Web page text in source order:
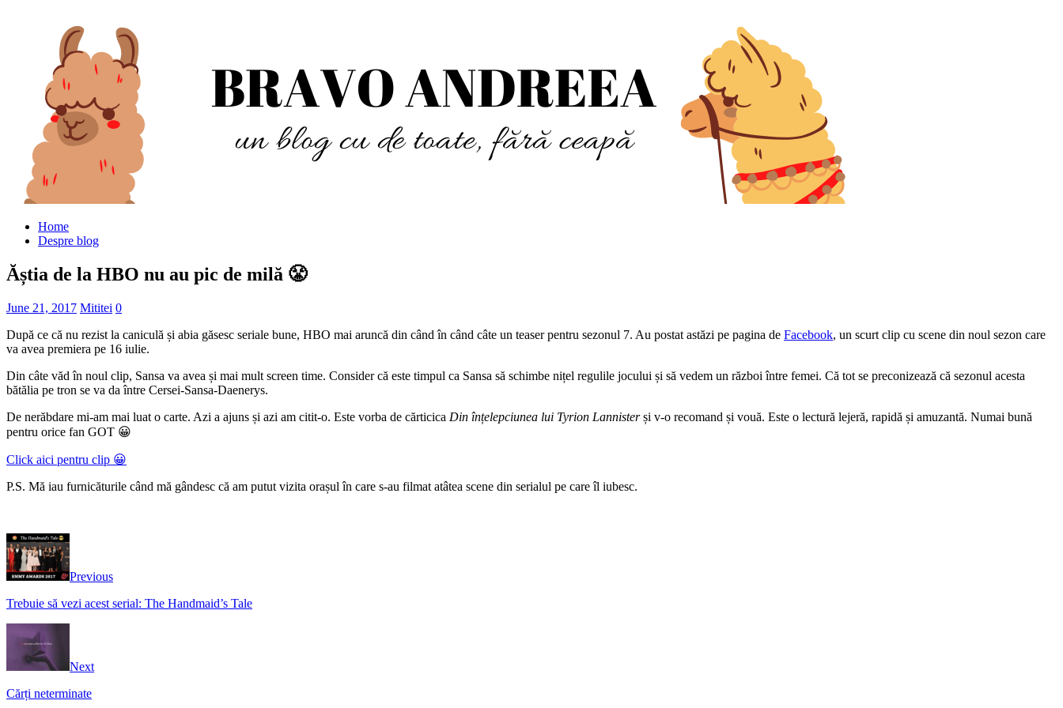
Home
Despre blog
Ăștia de la HBO nu au pic de milă 😤
June 21, 2017 Mititei 0
După ce că nu rezist la caniculă și abia găsesc seriale bune, HBO mai aruncă din când în când câte un teaser pentru sezonul 7. Au postat astăzi pe pagina de Facebook, un scurt clip cu scene din noul sezon care
va avea premiera pe 16 iulie.
Din câte văd în noul clip, Sansa va avea și mai mult screen time. Consider că este timpul ca Sansa să schimbe nițel regulile jocului și să vedem un război între femei. Că tot se preconizează că sezonul acesta
bătălia pe tron se va da între Cersei-Sansa-Daenerys.
De nerăbdare mi-am mai luat o carte. Azi a ajuns și azi am citit-o. Este vorba de cărticica Din înțelepciunea lui Tyrion Lannisterși v-o recomand și vouă. Este o lectură lejeră, rapidă și amuzantă. Numai bună
pentru orice fan GOT 😀
Click aici pentru clip 😀
P.S. Mă iau furnicăturile când mă gândesc că am putut vizita orașul în care s-au filmat atâtea scene din serialul pe care îl iubesc.
Previous
Trebuie să vezi acest serial: The Handmaid’s Tale
Next
Cărți neterminate